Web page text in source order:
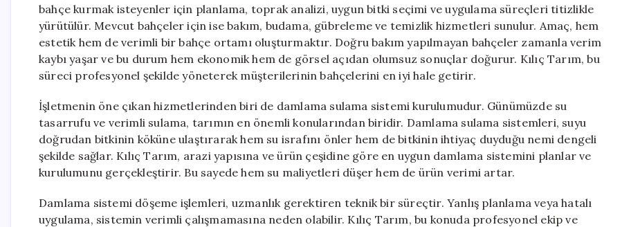
bahçe kurmak isteyenler için planlama, toprak analizi, uygun bitki seçimi ve uygulama süreçleri titizlikle
yürütülür. Mevcut bahçeler için ise bakım, budama, gübreleme ve temizlik hizmetleri sunulur. Amaç, hem
estetik hem de verimli bir bahçe ortamı oluşturmaktır. Doğru bakım yapılmayan bahçeler zamanla verim
kaybı yaşar ve bu durum hem ekonomik hem de görsel açıdan olumsuz sonuçlar doğurur. Kılıç Tarım, bu
süreci profesyonel şekilde yöneterek müşterilerinin bahçelerini en iyi hale getirir.
İşletmenin öne çıkan hizmetlerinden biri de damlama sulama sistemi kurulumudur. Günümüzde su
tasarrufu ve verimli sulama, tarımın en önemli konularından biridir. Damlama sulama sistemleri, suyu
doğrudan bitkinin köküne ulaştırarak hem su israfını önler hem de bitkinin ihtiyaç duyduğu nemi dengeli
şekilde sağlar. Kılıç Tarım, arazi yapısına ve ürün çeşidine göre en uygun damlama sistemini planlar ve
kurulumunu gerçekleştirir. Bu sayede hem su maliyetleri düşer hem de ürün verimi artar.
Damlama sistemi döşeme işlemleri, uzmanlık gerektiren teknik bir süreçtir. Yanlış planlama veya hatalı
uygulama, sistemin verimli çalışmamasına neden olabilir. Kılıç Tarım, bu konuda profesyonel ekip ve